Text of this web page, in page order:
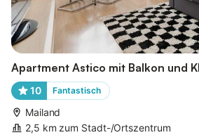
Apartment Astico mit Balkon und
10 Fantastisch
Mailand
2,5 km zum Stadt-/Ortszentrum